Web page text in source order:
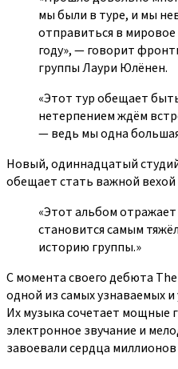
мы были в туре, и мы
отправиться в
году», — говорит
группы Лаури Юлёнен.
«Этот тур обещает
нетерпением ждём
— ведь мы одна
Новый, одиннадцатый
обещает стать важной вехой
«Этот альбом
становится самым
историю группы.»
С момента своего дебюта
одной из самых узнаваемых
Их музыка сочетает
электронное звучание и
завоевали сердца